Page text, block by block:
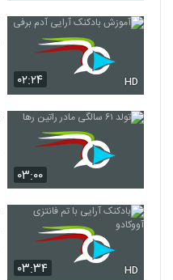
۰۲:۲۴ HD
۰۳:۰۰
۰۳:۳۴ HD